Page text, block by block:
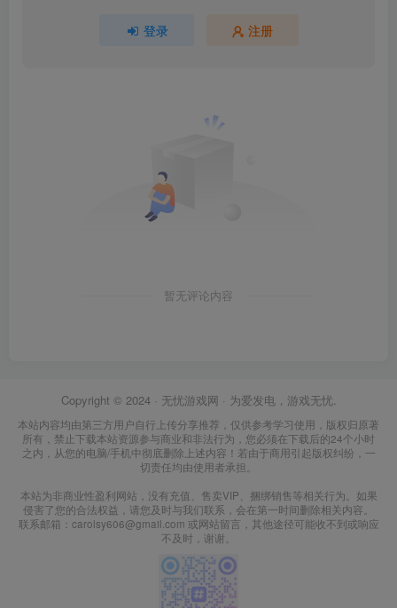
登录 注册
暂无评论内容
Copyright © 2024 · 无忧游戏网 · 为爱发电，游戏无忧.
本站内容均由第三方用户自行上传分享推荐，仅供参考学习使用，版权归原著
所有，禁止下载本站资源参与商业和非法行为，您必须在下载后的24个小时
之内，从您的电脑/手机中彻底删除上述内容！若由于商用引起版权纠纷，一
切责任均由使用者承担。
本站为非商业性盈利网站，没有充值、售卖VIP、捆绑销售等相关行为。如果
侵害了您的合法权益，请您及时与我们联系，会在第一时间删除相关内容。
联系邮箱：carolsy606@gmail.com 或网站留言，其他途径可能收不到或响应
不及时，谢谢。